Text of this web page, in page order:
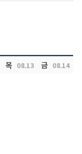
목 08.13 금 08.14